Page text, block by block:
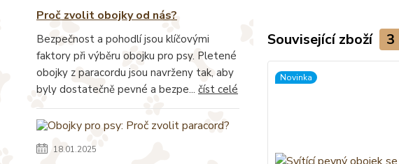
Proč zvolit obojky od nás?
Bezpečnost a pohodlí jsou klíčovými
faktory při výběru obojku pro psy. Pletené
obojky z paracordu jsou navrženy tak, aby
byly dostatečně pevné a bezpe... číst celé
18.01.2025
Související zboží 3
Novinka